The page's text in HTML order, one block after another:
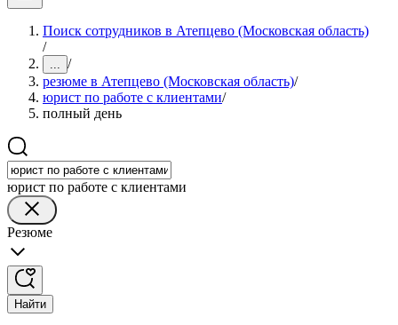
Поиск сотрудников в Атепцево (Московская область)
/
... /
резюме в Атепцево (Московская область)/
юрист по работе с клиентами/
полный день
юрист по работе с клиентами
Резюме
Найти